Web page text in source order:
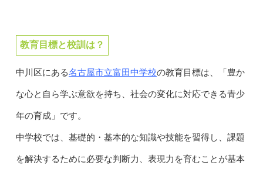
教育目標と校訓は？
中川区にある名古屋市立富田中学校の教育目標は、「豊か
な心と自ら学ぶ意欲を持ち、社会の変化に対応できる青少
年の育成」です。
中学校では、基礎的・基本的な知識や技能を習得し、課題
を解決するために必要な判断力、表現力を育むことが基本